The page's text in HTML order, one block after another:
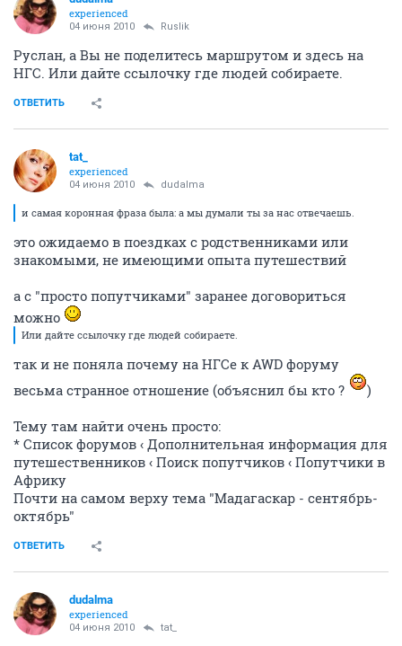
experienced
04 июня 2010 Ruslik
Руслан, а Вы не поделитесь маршрутом и здесь на
НГС. Или дайте ссылочку где людей собираете.
ОТВЕТИТЬ
tat_
experienced
04 июня 2010 dudalma
и самая коронная фраза была: а мы думали ты за нас отвечаешь.
это ожидаемо в поездках с родственниками или
знакомыми, не имеющими опыта путешествий
а с "просто попутчиками" заранее договориться
можно
Или дайте ссылочку где людей собираете.
так и не поняла почему на НГСе к AWD форуму
весьма странное отношение (объяснил бы кто ?
)
Тему там найти очень просто:
* Список форумов ‹ Дополнительная информация для
путешественников ‹ Поиск попутчиков ‹ Попутчики в
Африку
Почти на самом верху тема "Мадагаскар - сентябрь-
октябрь"
ОТВЕТИТЬ
dudalma
experienced
04 июня 2010 tat_